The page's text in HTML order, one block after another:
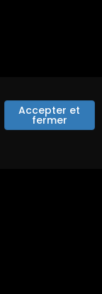
Accepter et
fermer